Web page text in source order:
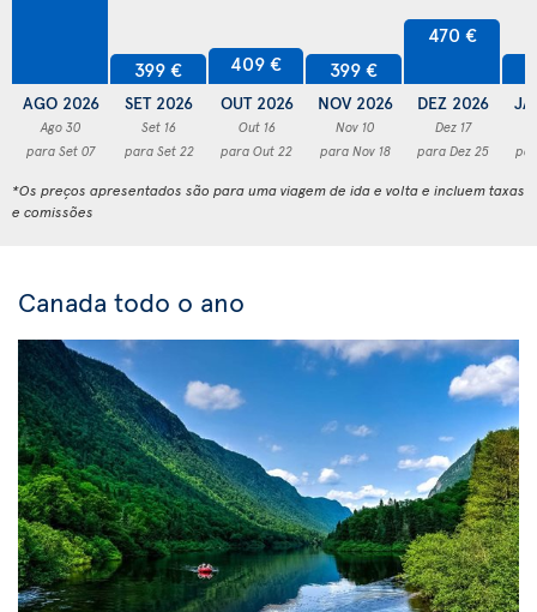
AGO 2026
Ago 30
para Set 07
399 €
SET 2026
Set 16
para Set 22
409 €
OUT 2026
Out 16
para Out 22
399 €
NOV 2026
Nov 10
para Nov 18
470 €
DEZ 2026
Dez 17
para Dez 25
*Os preços apresentados são para uma viagem de ida e volta e incluem taxas
e comissões
Canada todo o ano